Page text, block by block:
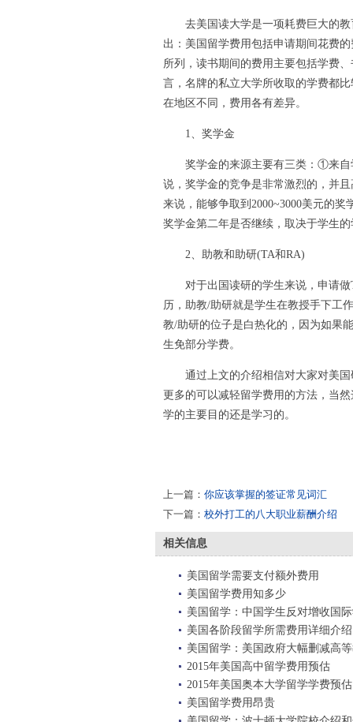
去美国读大学是一项耗费巨大的教
出：美国留学费用包括申请期间花费
所列，读书期间的费用主要包括学费
言，名牌的私立大学所收取的学费都
在地区不同，费用各有差异。
1、奖学金
奖学金的来源主要有三类：①来自
说，奖学金的竞争是非常激烈的，并
来说，能够争取到2000~3000美元的
奖学金第二年是否继续，取决于学生
2、助教和助研(TA和RA)
对于出国读研的学生来说，申请做
历，助教/助研就是学生在教授手下工
教/助研的位子是白热化的，因为如果
生免部分学费。
通过上文的介绍相信对大家对美国
更多的可以减轻留学费用的方法，当
学的主要目的还是学习的。
上一篇： 你应该掌握的签证常见词汇
下一篇： 校外打工的八大职业薪酬介绍
相关信息
美国留学需要支付额外费用
美国留学费用知多少
美国留学：中国学生反对增收国
美国各阶段留学所需费用详细介绍
美国留学：美国政府大幅删减高
2015年美国高中留学费用预估
2015年美国奥本大学留学学费预估
美国留学费用昂贵